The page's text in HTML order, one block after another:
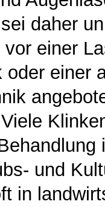
daher
einer
einer
und
in